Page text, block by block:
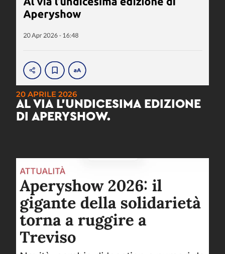
20 APRILE 2026
AL VIA L’UNDICESIMA EDIZIONE
DI APERYSHOW.